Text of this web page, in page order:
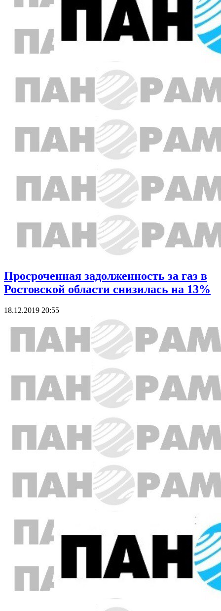
Просроченная задолженность за газ в
Ростовской области снизилась на 13%
18.12.2019 20:55